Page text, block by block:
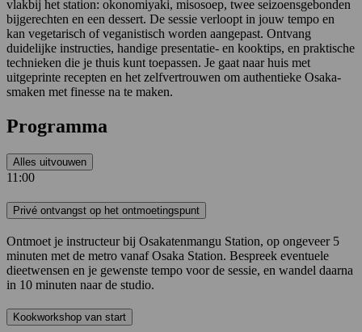
vlakbij het station: okonomiyaki, misosoep, twee seizoensgebonden
bijgerechten en een dessert. De sessie verloopt in jouw tempo en
kan vegetarisch of veganistisch worden aangepast. Ontvang
duidelijke instructies, handige presentatie- en kooktips, en praktische
technieken die je thuis kunt toepassen. Je gaat naar huis met
uitgeprinte recepten en het zelfvertrouwen om authentieke Osaka-
smaken met finesse na te maken.
Programma
Alles uitvouwen
11:00
Privé ontvangst op het ontmoetingspunt
Ontmoet je instructeur bij Osakatenmangu Station, op ongeveer 5
minuten met de metro vanaf Osaka Station. Bespreek eventuele
dieetwensen en je gewenste tempo voor de sessie, en wandel daarna
in 10 minuten naar de studio.
Kookworkshop van start